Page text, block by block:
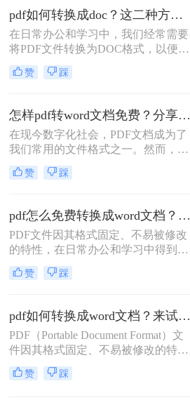
便进行修改、编辑或重新排版。那么
pdf如何转word文档格式呢？本文将介
绍三种将PDF转换为Word文档格式的
方法。
pdf如何转换成doc？这二种方法轻易转换！
在日常办公和学习中，我们经常需要
将PDF文件转换为DOC格式，以便于
编辑和修改。那么pdf如何转换成doc
呢？本文将介绍两种常用的PDF转
DOC的转换。
赞 踩
怎样pdf转word文档免费？分享三种简单易学的转换方法！
在现今数字化社会，PDF文档成为了
我们常用的文件格式之一。然而，有
时我们需要对PDF文档进行编辑或修
订，这时候将其转换为Word文档就尤
具，但它们大多需要付费才能使用。
那么，怎样pdf转word文档免费呢？在
本文中，将向您详细介绍几种免费转
换方法。
赞 踩
pdf怎么免费转换成word文档？这三个方法教你轻松搞定！
PDF文件因其格式固定、不易被修改
的特性，在日常办公和学习中得到了
广泛应用。然而，有时我们需要对
PDF文件内容进行编辑或修改，这就
文档。那么pdf怎么免费转换成word文
档呢？本文将介绍三种免费将PDF转
换为Word文档的方法。
赞 踩
pdf如何转换成word文档？来试试这二个转换方法！
PDF（Portable Document Format）文
件因其格式固定、不易被修改的特
点，在日常工作和学习中得到了广泛
应用。然而，在某些情况下，我们可
赞 踩